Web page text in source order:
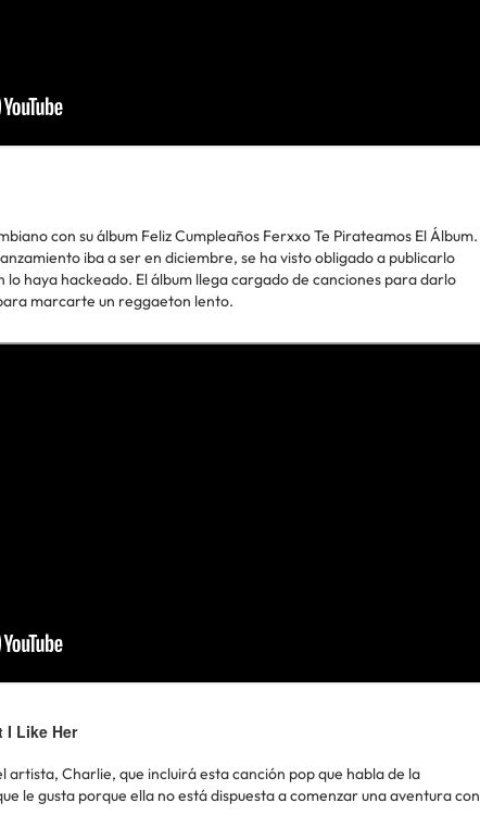
con su álbum Feliz Cumpleaños Ferxxo Te Pirateamos El Álbum.
iba a ser en diciembre, se ha visto obligado a publicarlo
lo haya hackeado. El álbum llega cargado de canciones para darlo
marcarte un reggaeton lento.
I Like Her
artista, Charlie, que incluirá esta canción pop que habla de la
le gusta porque ella no está dispuesta a comenzar una aventura con